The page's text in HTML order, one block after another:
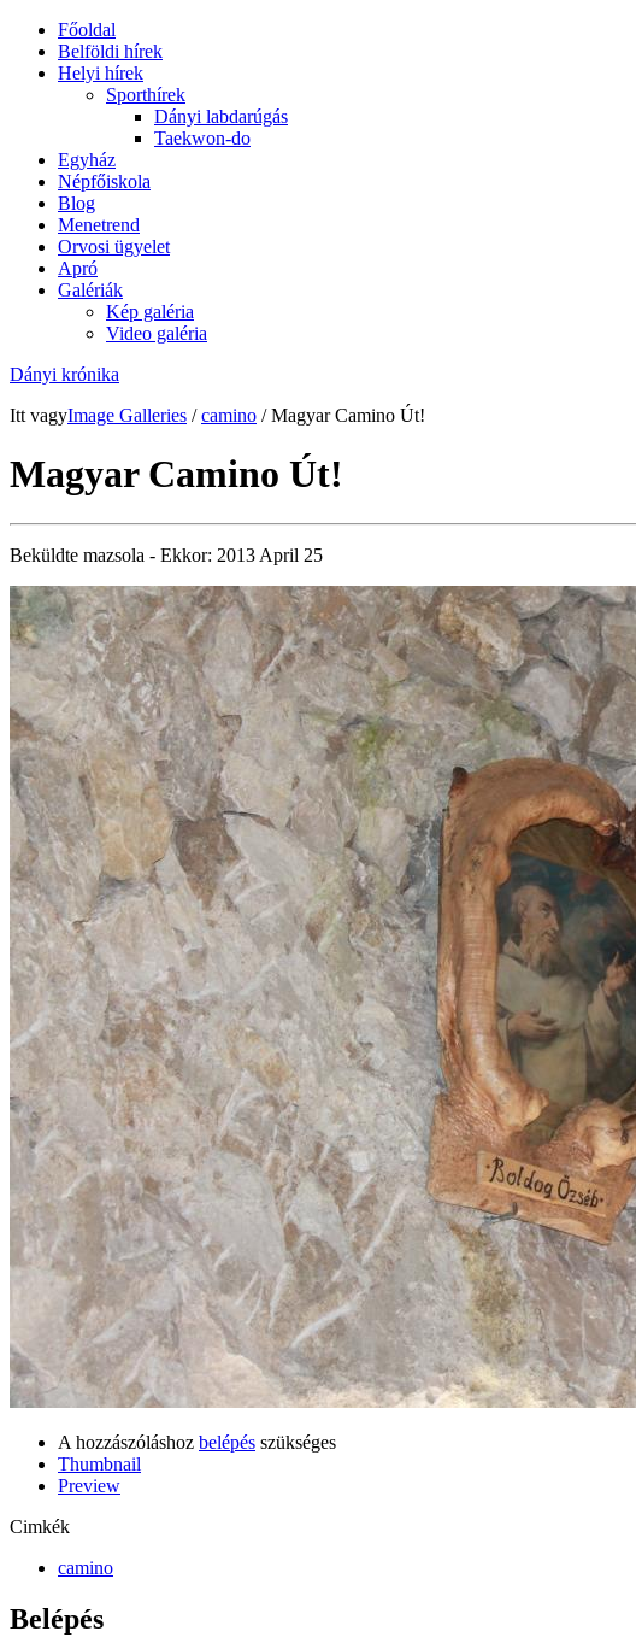
Főoldal
Belföldi hírek
Helyi hírek
Sporthírek
Dányi labdarúgás
Taekwon-do
Egyház
Népfőiskola
Blog
Menetrend
Orvosi ügyelet
Apró
Galériák
Kép galéria
Video galéria
Dányi krónika
Itt vagyImage Galleries /camino / Magyar Camino Út!
Magyar Camino Út!
Beküldte mazsola - Ekkor: 2013 April 25
A hozzászóláshoz belépés szükséges
Thumbnail
Preview
Cimkék
camino
Belépés